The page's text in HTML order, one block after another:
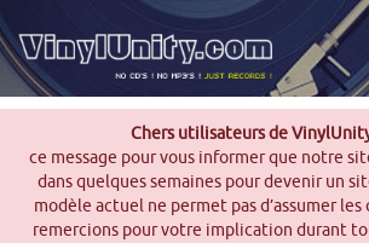
Chers utilisateurs de
ce message pour vous informer que notre
dans quelques semaines pour devenir un
modèle actuel ne permet pas d’assumer les
remercions pour votre implication durant